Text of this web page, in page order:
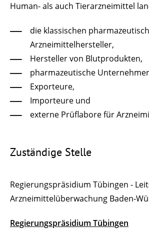
Human- als auch Tierarzneimittel
die klassischen
Arzneimittelhersteller,
Hersteller von Blutprodukten,
pharmazeutische
Exporteure,
Importeure und
externe Prüflabore für
Zuständige Stelle
Regierungspräsidium Tübingen -
Arzneimittelüberwachung Baden-
Regierungspräsidium Tübingen